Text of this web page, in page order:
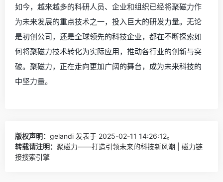
如今，越来越多的科研人员、企业和组织已经将聚磁力作
为未来发展的重点技术之一，投入巨大的研发力量。无论
是初创公司，还是全球领先的科技企业，都在不断探索如
何将聚磁力技术转化为实际应用，推动各行业的创新与突
破。聚磁力，正在走向更加广阔的舞台，成为未来科技的
中坚力量。
版权声明： gelandi 发表于 2025-02-11 14:26:12。
转载请注明： 聚磁力——打造引领未来的科技新风潮 | 磁力链
接搜索引擎